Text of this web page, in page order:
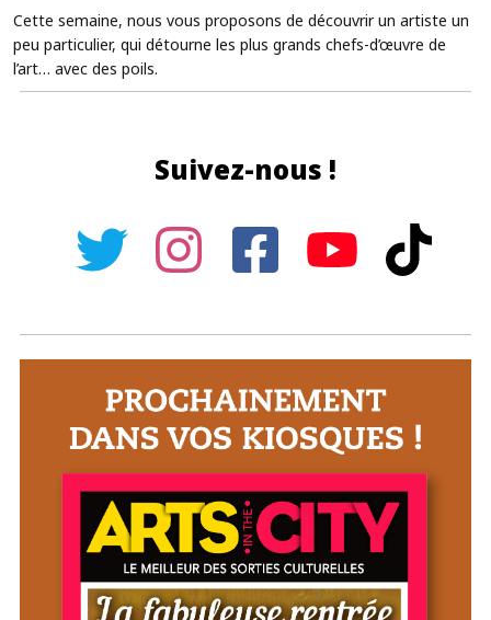
Cette semaine, nous vous proposons de découvrir un artiste un
peu particulier, qui détourne les plus grands chefs-d’œuvre de
l’art… avec des poils.
Suivez-nous !